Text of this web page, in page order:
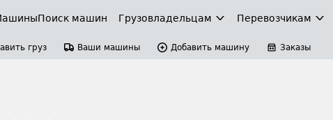
Поиск машин Грузовладельцам Перевозчикам
груз Ваши машины Добавить машину Заказы